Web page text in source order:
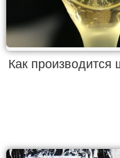
Как производится